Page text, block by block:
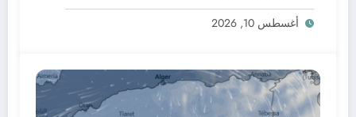
أغسطس 10, 2026